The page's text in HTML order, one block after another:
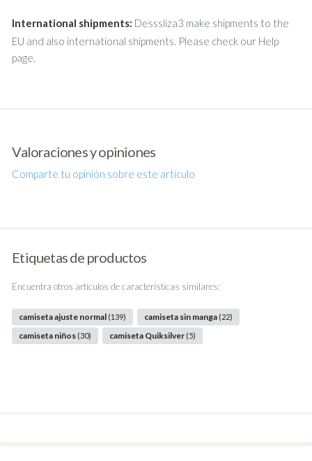
International shipments: Desssliza3 make shipments to the
EU and also international shipments. Please check our Help
page.
Valoraciones y opiniones
Comparte tu opinión sobre este artículo
Etiquetas de productos
Encuentra otros artículos de características similares:
camiseta ajuste normal (139) camiseta sin manga (22)
camiseta niños (30) camiseta Quiksilver (5)